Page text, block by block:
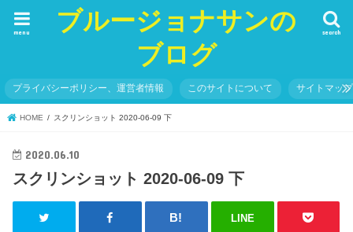
ブルージョナサンの
ブログ
search
menu
プライバシーポリシー、運営者情報 このサイトについて サイトマップ
HOME スクリンショット 2020-06-09 下
2020.06.10
スクリンショット 2020-06-09 下
LINE